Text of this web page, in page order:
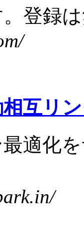
登録
互リ
適化